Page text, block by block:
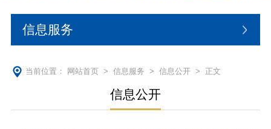
信息服务
当前位置： 网站首页> 信息服务 > 信息公开> 正文
信息公开